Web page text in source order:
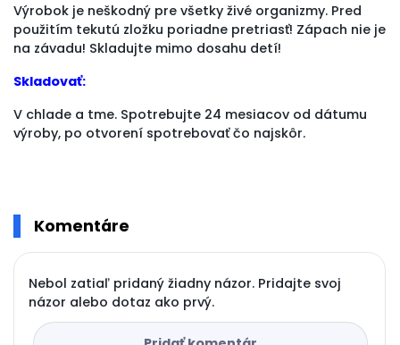
Výrobok je neškodný pre všetky živé organizmy. Pred
použitím tekutú zložku poriadne pretriasť! Zápach nie je
na závadu! Skladujte mimo dosahu detí!
Skladovať:
V chlade a tme. Spotrebujte 24 mesiacov od dátumu
výroby, po otvorení spotrebovať čo najskôr.
Komentáre
Nebol zatiaľ pridaný žiadny názor. Pridajte svoj
názor alebo dotaz ako prvý.